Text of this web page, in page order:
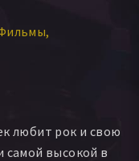
любит рок и свою
самой высокой в